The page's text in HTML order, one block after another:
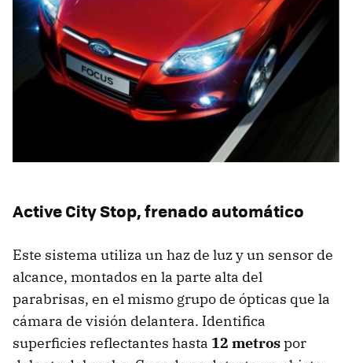
Active City Stop, frenado automático
Este sistema utiliza un haz de luz y un sensor de
alcance, montados en la parte alta del
parabrisas, en el mismo grupo de ópticas que la
cámara de visión delantera. Identifica
superficies reflectantes hasta 12 metrospor